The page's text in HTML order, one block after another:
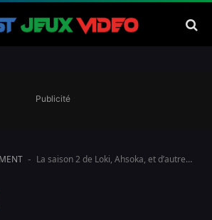
Publicité
- La saison 2 de Loki, Ahsoka, et d’autres premières images dévoilées dans l’aperçu de Disney+ 2023.